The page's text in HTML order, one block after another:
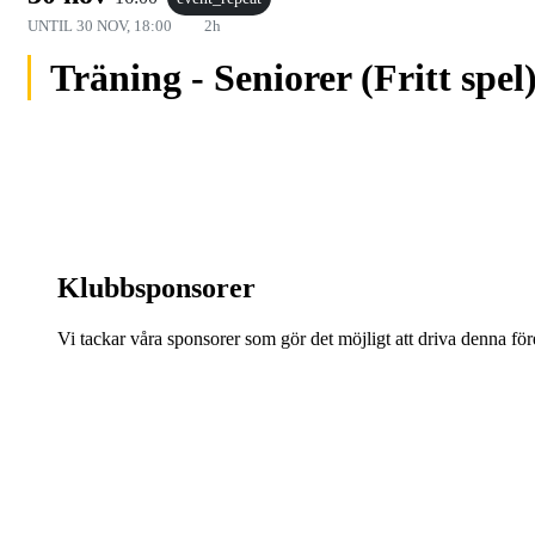
UNTIL 30 NOV, 18:00 2h
Träning - Seniorer (Fritt spel)
Klubbsponsorer
Vi tackar våra sponsorer som gör det möjligt att driva denna